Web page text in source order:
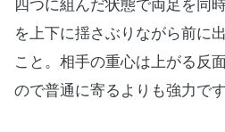
四つに組んだ状態で両足を同
を上下に揺さぶりながら前に
こと。相手の重心は上がる反
ので普通に寄るよりも強力です